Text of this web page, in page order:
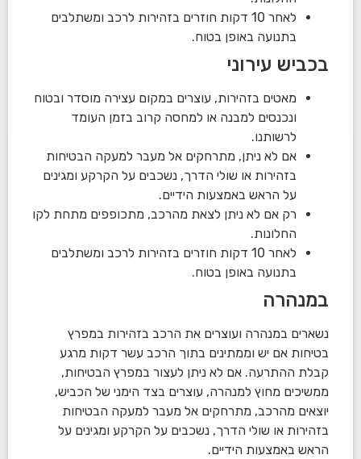
לאחר 10 דקות חוזרים בזהירות לרכב ומשתלבים
בתנועה באופן בטוח.
בכביש עירוני
מאטים בזהירות, עוצרים במקום עצירה מוסדר ובטוח
ונכנסים למבנה או למחסה קרוב בזמן העומד
לרשותנו.
אם לא ניתן, מתרחקים אל מעבר למעקה הבטיחות
בזהירות או שולי הדרך, נשכבים על הקרקע ומגינים
על הראש באמצעות הידיים.
רק אם לא ניתן לצאת מהרכב, מתכופפים מתחת לקו
החלונות.
לאחר 10 דקות חוזרים בזהירות לרכב ומשתלבים
בתנועה באופן בטוח.
במנהרה
נשארים במנהרה ועוצרים את הרכב בזהירות במפרץ
בטיחות אם יש וממתינים בתוך הרכב עשר דקות מרגע
קבלת ההתרעה. אם לא ניתן לעצור במפרץ הבטיחות,
ממשיכים מחוץ למנהרה, עוצרים בצד הימני של הכביש,
יוצאים מהרכב, מתרחקים אל מעבר למעקה הבטיחות
בזהירות או שולי הדרך, נשכבים על הקרקע ומגינים על
הראש באמצעות הידיים.